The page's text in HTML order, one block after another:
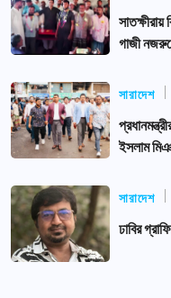
গাজী
সারাদেশ
ইসলাম
সারাদেশ
ঢাবির